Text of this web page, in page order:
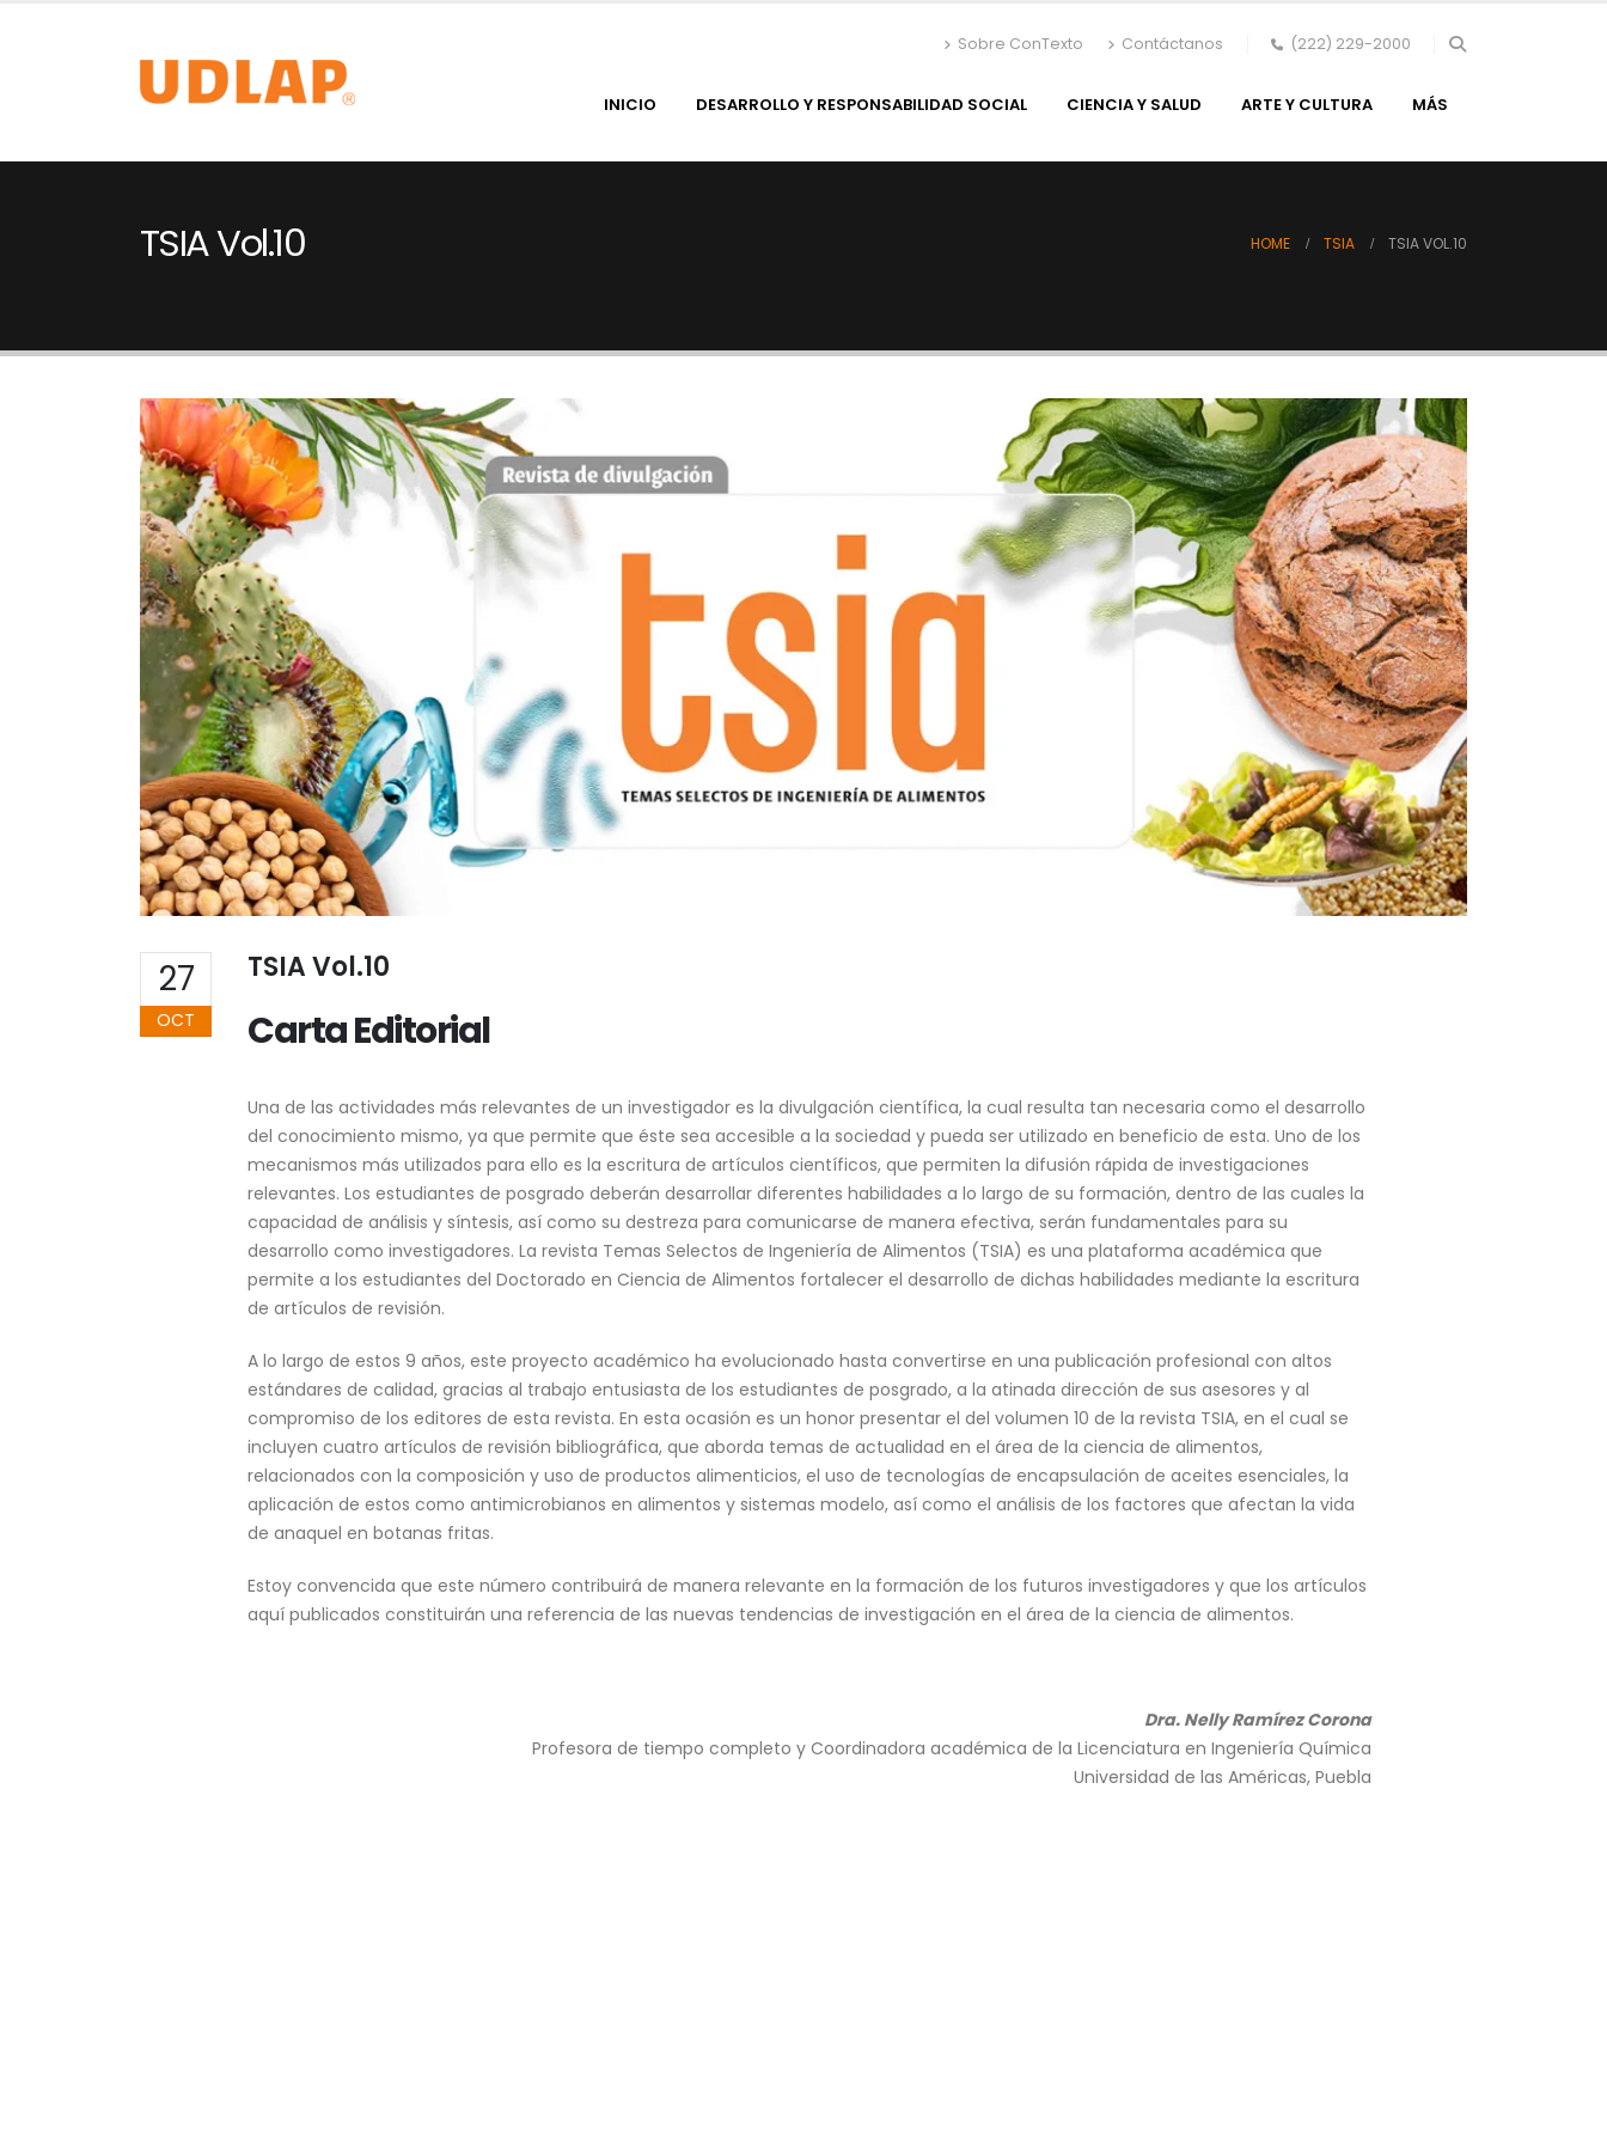
Sobre ConTexto Contáctanos (222) 229-2000
INICIO DESARROLLO Y RESPONSABILIDAD SOCIAL CIENCIA Y SALUD ARTE Y CULTURA MÁS
TSIA Vol.10 HOME TSIA TSIA VOL.10
27
OCT
TSIA Vol.10
Carta Editorial
Una de las actividades más relevantes de un investigador es la divulgación científica, la cual resulta tan necesaria como el desarrollo
del conocimiento mismo, ya que permite que éste sea accesible a la sociedad y pueda ser utilizado en beneficio de esta. Uno de los
mecanismos más utilizados para ello es la escritura de artículos científicos, que permiten la difusión rápida de investigaciones
relevantes. Los estudiantes de posgrado deberán desarrollar diferentes habilidades a lo largo de su formación, dentro de las cuales la
capacidad de análisis y síntesis, así como su destreza para comunicarse de manera efectiva, serán fundamentales para su
desarrollo como investigadores. La revista Temas Selectos de Ingeniería de Alimentos (TSIA) es una plataforma académica que
permite a los estudiantes del Doctorado en Ciencia de Alimentos fortalecer el desarrollo de dichas habilidades mediante la escritura
de artículos de revisión.
A lo largo de estos 9 años, este proyecto académico ha evolucionado hasta convertirse en una publicación profesional con altos
estándares de calidad, gracias al trabajo entusiasta de los estudiantes de posgrado, a la atinada dirección de sus asesores y al
compromiso de los editores de esta revista. En esta ocasión es un honor presentar el del volumen 10 de la revista TSIA, en el cual se
incluyen cuatro artículos de revisión bibliográfica, que aborda temas de actualidad en el área de la ciencia de alimentos,
relacionados con la composición y uso de productos alimenticios, el uso de tecnologías de encapsulación de aceites esenciales, la
aplicación de estos como antimicrobianos en alimentos y sistemas modelo, así como el análisis de los factores que afectan la vida
de anaquel en botanas fritas.
Estoy convencida que este número contribuirá de manera relevante en la formación de los futuros investigadores y que los artículos
aquí publicados constituirán una referencia de las nuevas tendencias de investigación en el área de la ciencia de alimentos.
Dra. Nelly Ramírez Corona
Profesora de tiempo completo y Coordinadora académica de la Licenciatura en Ingeniería Química
Universidad de las Américas, Puebla